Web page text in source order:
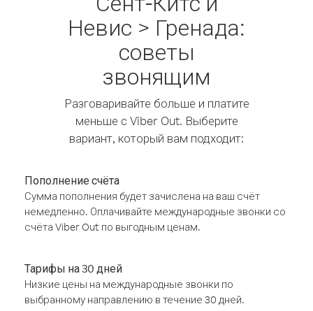
Невис > Гренада:
советы
звонящим
Разговаривайте больше и платите
меньше с Viber Out. Выберите
вариант, который вам подходит:
Пополнение счёта
Сумма пополнения будет зачислена на ваш счёт
немедленно. Оплачивайте международные звонки со
счёта Viber Out по выгодным ценам.
Тарифы на 30 дней
Низкие цены на международные звонки по
выбранному направлению в течение 30 дней.